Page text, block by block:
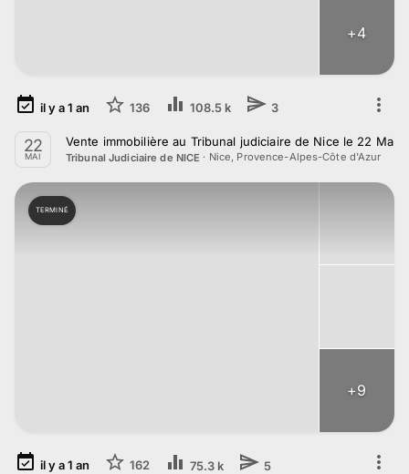
+4
il y a1 an 136 108.5 k 3
22
MAI
Vente immobilière au Tribunal judiciaire de Nice le 22 Mai
Tribunal Judiciaire de NICE · Nice, Provence-Alpes-Côte d'Azur
TERMINÉ
+9
il y a1 an 162 75.3 k 5